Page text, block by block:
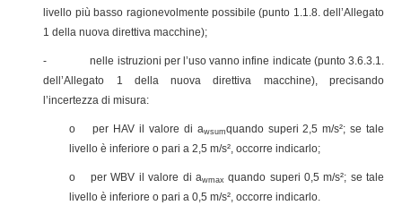
livello più basso ragionevolmente possibile (punto 1.1.8. dell’Allegato
1 della nuova direttiva macchine);
- nelle istruzioni per l’uso vanno infine indicate (punto 3.6.3.1.
dell’Allegato 1 della nuova direttiva macchine), precisando
l’incertezza di misura:
o per HAV il valore di awsumquando superi 2,5 m/s²; se tale
livello è inferiore o pari a 2,5 m/s², occorre indicarlo;
o per WBV il valore di awmax quando superi 0,5 m/s²; se tale
livello è inferiore o pari a 0,5 m/s², occorre indicarlo.